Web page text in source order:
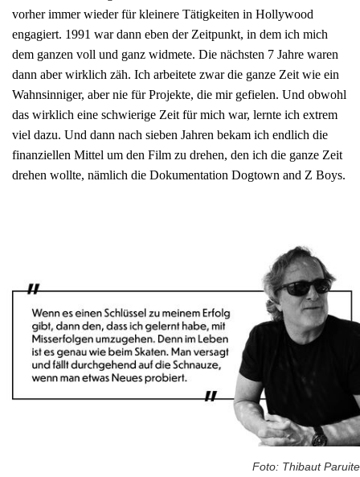
vorher immer wieder für kleinere Tätigkeiten in Hollywood
engagiert. 1991 war dann eben der Zeitpunkt, in dem ich mich
dem ganzen voll und ganz widmete. Die nächsten 7 Jahre waren
dann aber wirklich zäh. Ich arbeitete zwar die ganze Zeit wie ein
Wahnsinniger, aber nie für Projekte, die mir gefielen. Und obwohl
das wirklich eine schwierige Zeit für mich war, lernte ich extrem
viel dazu. Und dann nach sieben Jahren bekam ich endlich die
finanziellen Mittel um den Film zu drehen, den ich die ganze Zeit
drehen wollte, nämlich die Dokumentation Dogtown and Z Boys.
Foto: Thibaut Paruite